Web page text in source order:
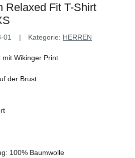
Relaxed Fit T-Shirt
01 Kategorie: HERREN
mit Wikinger Print
der Brust
100% Baumwolle